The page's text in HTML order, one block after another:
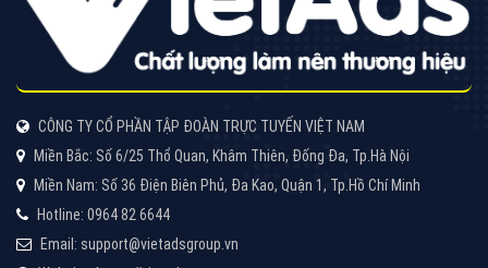
CÔNG TY CỔ PHẦN TẬP ĐOÀN TRỰC TUYẾN VIỆT NAM
Miền Bắc: Số 6/25 Thổ Quan, Khâm Thiên, Đống Đa, Tp.Hà Nội
Miền Nam: Số 36 Điện Biên Phủ, Đa Kao, Quận 1, Tp.Hồ Chí Minh
Hotline: 0964 82 6644
Email: support@vietadsgroup.vn